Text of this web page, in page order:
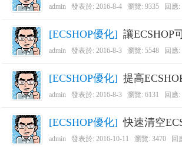
admin 發表於: 2016-8-4 瀏覽: 9335 回應:
[ECSHOP優化] 讓ECSHOP
admin 發表於: 2016-8-3 瀏覽: 5548 回應:
[ECSHOP優化] 提高
admin 發表於: 2016-8-3 瀏覽: 6131 回應:
[ECSHOP優化] 快速清空
admin 發表於: 2016-10-11 瀏覽: 3470 回